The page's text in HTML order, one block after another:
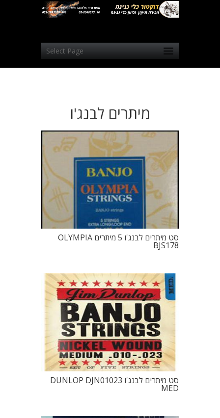
Select Page
מיתרים לבנג'ו
סט מיתרים לבנג'ו 5 מיתרים OLYMPIA
BJS178
סט מיתרים לבנג'ו DUNLOP DJN01023
MED